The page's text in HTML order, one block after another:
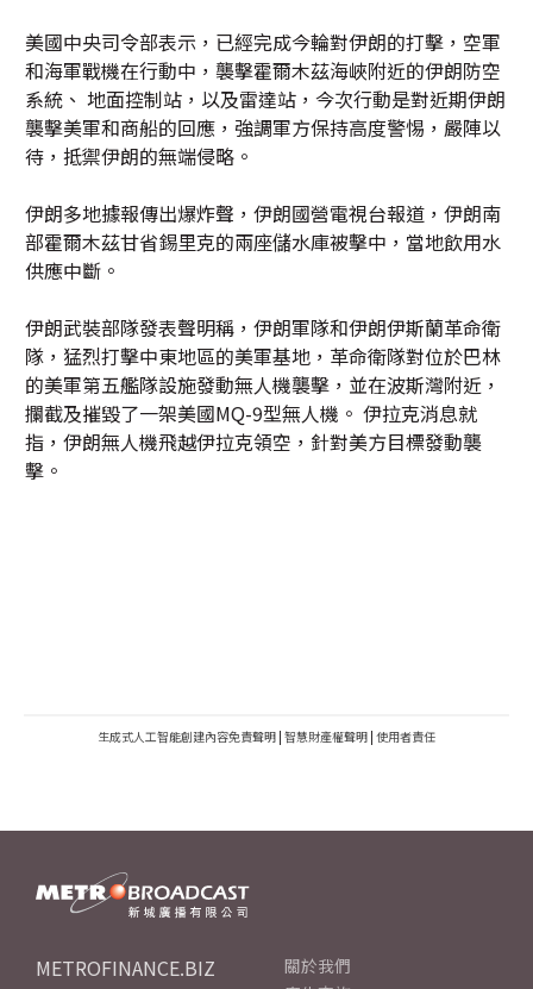
美國中央司令部表示，已經完成今輪對伊朗的打擊，空軍
和海軍戰機在行動中，襲擊霍爾木茲海峽附近的伊朗防空
系統、 地面控制站，以及雷達站，今次行動是對近期伊朗
襲擊美軍和商船的回應，強調軍方保持高度警惕，嚴陣以
待，抵禦伊朗的無端侵略。
伊朗多地據報傳出爆炸聲，伊朗國營電視台報道，伊朗南
部霍爾木茲甘省錫里克的兩座儲水庫被擊中，當地飲用水
供應中斷。
伊朗武裝部隊發表聲明稱，伊朗軍隊和伊朗伊斯蘭革命衛
隊，猛烈打擊中東地區的美軍基地，革命衛隊對位於巴林
的美軍第五艦隊設施發動無人機襲擊，並在波斯灣附近，
攔截及摧毀了一架美國MQ-9型無人機。 伊拉克消息就
指，伊朗無人機飛越伊拉克領空，針對美方目標發動襲
擊。
生成式人工智能創建內容免責聲明 | 智慧財產權聲明 | 使用者責任
METROFINANCE.BIZ
關於我們